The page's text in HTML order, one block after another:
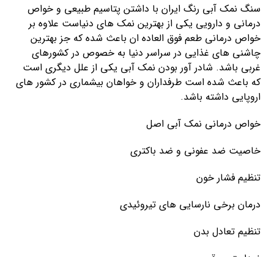
سنگ نمک آبی رنگ ایران با داشتن پتاسیم طبیعی و خواص
درمانی و دارویی یکی از بهترین نمک های دنیاست علاوه بر
خواص درمانی طعم فوق العاده ان باعث شده که جز بهترین
چاشنی های غذایی در سراسر دنیا به خصوص در کشورهای
غربی باشد. شادر آور بودن نمک آبی یکی از علل دیگری است
که باعث شده است طرفداران و خواهان بیشماری در کشور های
اروپایی داشته باشد.
خواص درمانی نمک آبی اصل
خاصیت ضد عفونی و ضد باکتری
تنظیم فشار خون
درمان برخی نارسایی های تیروئیدی
تنظیم تعادل بدن